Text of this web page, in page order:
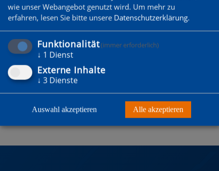
wie unser Webangebot genutzt wird. Um mehr zu
erfahren, lesen Sie bitte unsere Datenschutzerklärung.
Funktionalität(immer erforderlich)
↓ 1 Dienst
Externe Inhalte
↓ 3 Dienste
Auswahl akzeptieren Alle akzeptieren